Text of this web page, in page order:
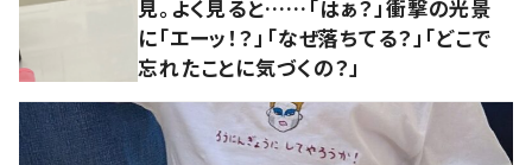
見。よく見ると……「はぁ？」衝撃の光景
に「エーッ！？」「なぜ落ちてる？」「どこで
忘れたことに気づくの？」